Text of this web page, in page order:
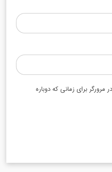
برای زمانی که دوباره